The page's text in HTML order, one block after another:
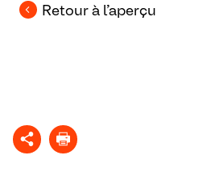
Retour à l’aperçu